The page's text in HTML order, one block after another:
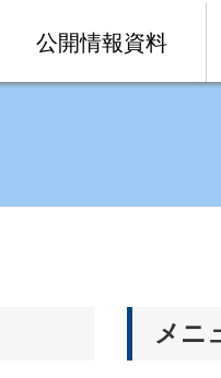
公開情報資料
メニ